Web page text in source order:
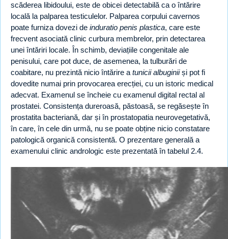
scăderea libidoului, este de obicei detectabilă ca o întărire
locală la palparea testiculelor. Palparea corpului cavernos
poate furniza dovezi de induratio penis plastica, care este
frecvent asociată clinic curbura membrelor, prin detectarea
unei întăriri locale. În schimb, deviațiile congenitale ale
penisului, care pot duce, de asemenea, la tulburări de
coabitare, nu prezintă nicio întărire a tunicii albuginiiși pot fi
dovedite numai prin provocarea erecției, cu un istoric medical
adecvat. Examenul se încheie cu examenul digital rectal al
prostatei. Consistența dureroasă, păstoasă, se regăsește în
prostatita bacteriană, dar și în prostatopatia neurovegetativă,
în care, în cele din urmă, nu se poate obține nicio constatare
patologică organică consistentă. O prezentare generală a
examenului clinic andrologic este prezentată în tabelul 2.4.